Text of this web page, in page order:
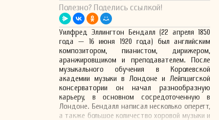
Полезно? Поделись ссылкой!
Уилфред Эллингтон Бендалл (22 апреля 1850
года — 16 июня 1920 года) был английским
композитором, пианистом, дирижером,
аранжировщиком и преподавателем. После
музыкального обучения в Королевской
академии музыки в Лондоне и Лейпцигской
консерватории он начал разнообразную
карьеру, в основном сосредоточенную в
Лондоне. Бендалл написал несколько оперетт,
а также большое количество хоровой музыки и